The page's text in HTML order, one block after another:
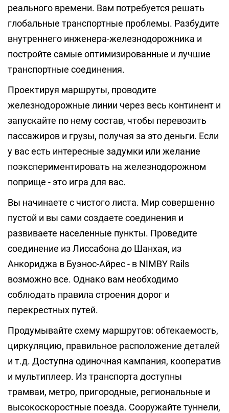
реального времени. Вам потребуется решать
глобальные транспортные проблемы. Разбудите
внутреннего инженера-железнодорожника и
постройте самые оптимизированные и лучшие
транспортные соединения.
Проектируя маршруты, проводите
железнодорожные линии через весь континент и
запускайте по нему состав, чтобы перевозить
пассажиров и грузы, получая за это деньги. Если
у вас есть интересные задумки или желание
поэкспериментировать на железнодорожном
поприще - это игра для вас.
Вы начинаете с чистого листа. Мир совершенно
пустой и вы сами создаете соединения и
развиваете населенные пункты. Проведите
соединение из Лиссабона до Шанхая, из
Анкориджа в Буэнос-Айрес - в NIMBY Rails
возможно все. Однако вам необходимо
соблюдать правила строения дорог и
перекрестных путей.
Продумывайте схему маршрутов: обтекаемость,
циркуляцию, правильное расположение деталей
и т.д. Доступна одиночная кампания, кооператив
и мультиплеер. Из транспорта доступны
трамваи, метро, ​​пригородные, региональные и
высокоскоростные поезда. Сооружайте туннели,